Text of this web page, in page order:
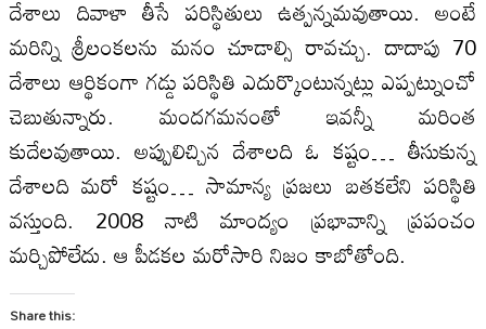
దేశాలు దివాళా తీసే పరిస్థితులు ఉత్పన్నమవుతాయి. అంటే
మరిన్ని శ్రీలంకలను మనం చూడాల్సి రావచ్చు. దాదాపు 70
దేశాలు ఆర్థికంగా గడ్డు పరిస్థితి ఎదుర్కొంటున్నట్లు ఎప్పట్నుంచో
చెబుతున్నారు. మందగమనంతో ఇవన్నీ మరింత
కుదేలవుతాయి. అప్పులిచ్చిన దేశాలది ఓ కష్టం… తీసుకున్న
దేశాలది మరో కష్టం… సామాన్య ప్రజలు బతకలేని పరిస్థితి
వస్తుంది. 2008 నాటి మాంద్యం ప్రభావాన్ని ప్రపంచం
మర్చిపోలేదు. ఆ పీడకల మరోసారి నిజం కాబోతోంది.
Share this: